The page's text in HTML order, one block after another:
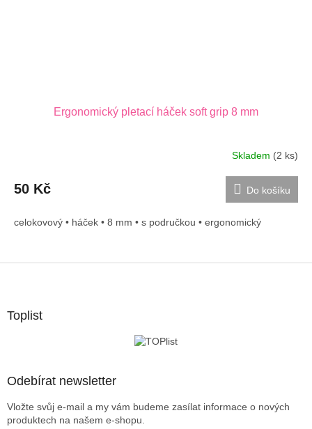
Ergonomický pletací háček soft grip 8 mm
Skladem (2 ks)
50 Kč Do košíku
celokovový • háček • 8 mm • s područkou • ergonomický
Toplist
Odebírat newsletter
Vložte svůj e-mail a my vám budeme zasílat informace o nových
produktech na našem e-shopu.